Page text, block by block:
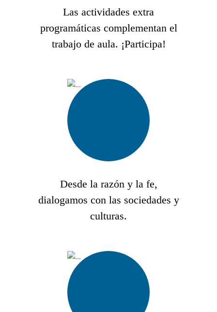
Las actividades extra
programáticas complementan el
trabajo de aula. ¡Participa!
Desde la razón y la fe,
dialogamos con las sociedades y
culturas.